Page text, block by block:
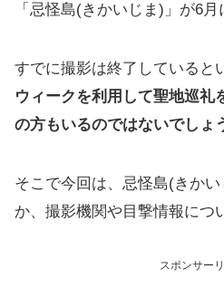
「忌怪島(きかいじま)」が6月
すでに撮影は終了していると
ウィークを利用して聖地巡礼
の方もいるのではないでしょ
そこで今回は、忌怪島(きか
か、撮影機関や目撃情報につ
スポンサー